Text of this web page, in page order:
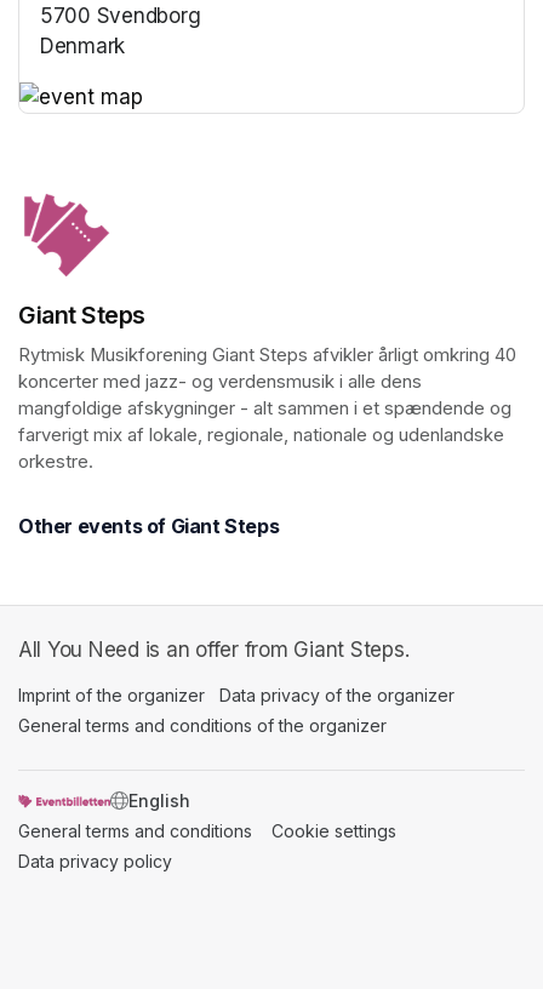
5700 Svendborg
Denmark
Giant Steps
Rytmisk Musikforening Giant Steps afvikler årligt omkring 40
koncerter med jazz- og verdensmusik i alle dens
mangfoldige afskygninger - alt sammen i et spændende og
farverigt mix af lokale, regionale, nationale og udenlandske
orkestre.
Other events of Giant Steps
All You Need is an offer from Giant Steps.
Imprint of the organizer (opens in a new tab)
Data privacy of the organizer
General terms and conditions of the organizer
SWITCH LANGUAGE
General terms and conditions (opens in a new tab)
Cookie settings
Data privacy policy